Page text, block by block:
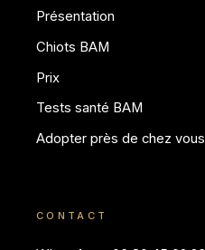
Présentation
Chiots BAM
Prix
Tests santé BAM
Adopter près de chez vous
CONTACT